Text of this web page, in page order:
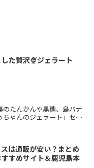
た贅沢🍨ジェラート
たんかんや黒糖、島バナ
ゃんのジェラート」セッ
は通販が安い？まとめ
すめサイト＆鹿児島本